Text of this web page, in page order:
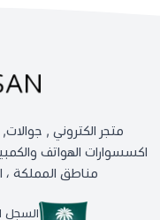
متجر الكتروني ,
اكسسوارات الهواتف
مناطق المملكة
السجل